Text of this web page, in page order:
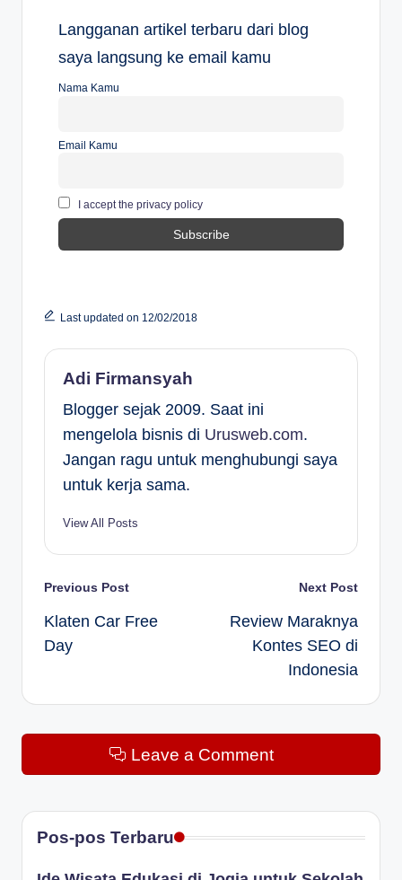
Langganan artikel terbaru dari blog
saya langsung ke email kamu
Nama Kamu
Email Kamu
I accept the privacy policy
Last updated on 12/02/2018
Adi Firmansyah
Blogger sejak 2009. Saat ini
mengelola bisnis di Urusweb.com.
Jangan ragu untuk menghubungi saya
untuk kerja sama.
View All Posts
Post
navigation
Previous Post
Klaten Car Free
Day
Next Post
Review Maraknya
Kontes SEO di
Indonesia
Leave a Comment
Pos-pos Terbaru